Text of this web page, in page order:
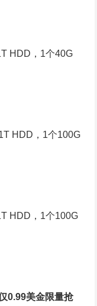
HDD，1个40G
HDD，1个100G
HDD，1个100G
0.99美金限量抢